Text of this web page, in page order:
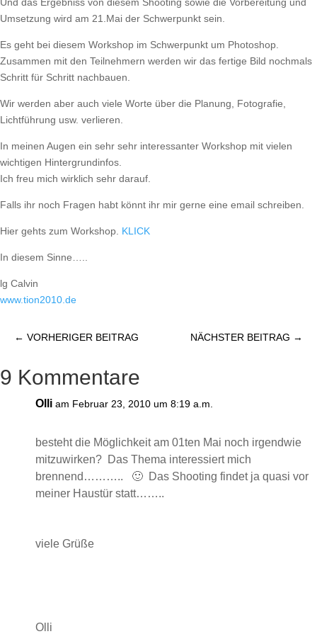
Umsetzung wird am 21.Mai der Schwerpunkt sein.
Es geht bei diesem Workshop im Schwerpunkt um Photoshop.
Zusammen mit den Teilnehmern werden wir das fertige Bild nochmals
Schritt für Schritt nachbauen.
Wir werden aber auch viele Worte über die Planung, Fotografie,
Lichtführung usw. verlieren.
In meinen Augen ein sehr sehr interessanter Workshop mit vielen
wichtigen Hintergrundinfos.
Ich freu mich wirklich sehr darauf.
Falls ihr noch Fragen habt könnt ihr mir gerne eine email schreiben.
Hier gehts zum Workshop. KLICK
In diesem Sinne…..
lg Calvin
www.tion2010.de
← VORHERIGER BEITRAG NÄCHSTER BEITRAG →
9 Kommentare
Olli am Februar 23, 2010 um 8:19 a.m.
besteht die Möglichkeit am 01ten Mai noch irgendwie
mitzuwirken? Das Thema interessiert mich
brennend……….. 🙂 Das Shooting findet ja quasi vor
meiner Haustür statt……..
viele Grüße
Olli